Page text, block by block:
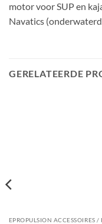
motor voor SUP en
Navatics
GERELATEERDE